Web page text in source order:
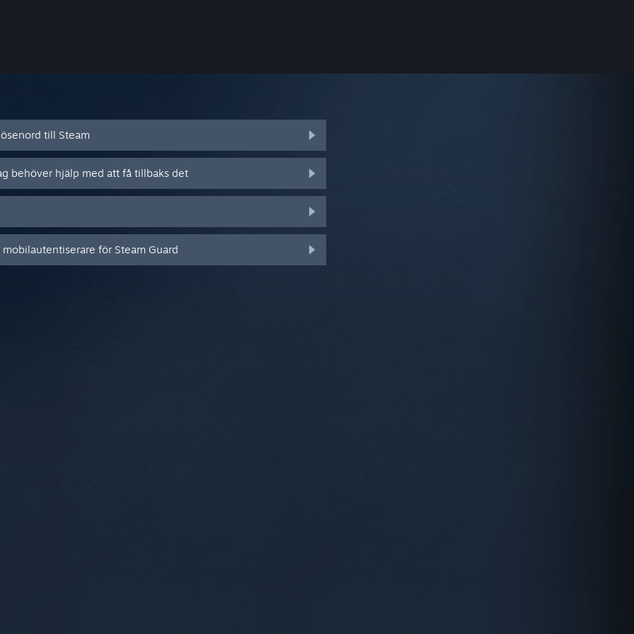
till Steam
behöver hjälp med att få tillbaks det
för Steam Guard